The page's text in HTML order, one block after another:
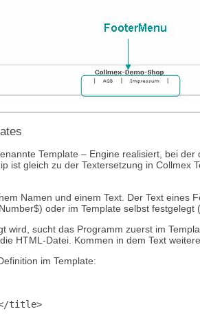
Template – Engine realisiert, bei
ist gleich zu der Textersetzung in Collmex
Namen und einem Text. Der Text eines
oder im Template selbst festgelegt
wird, sucht das Programm zuerst im
HTML-Datei. Kommen in dem Text
im Template:
title>